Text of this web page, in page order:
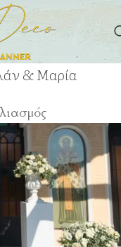
& Μαρία